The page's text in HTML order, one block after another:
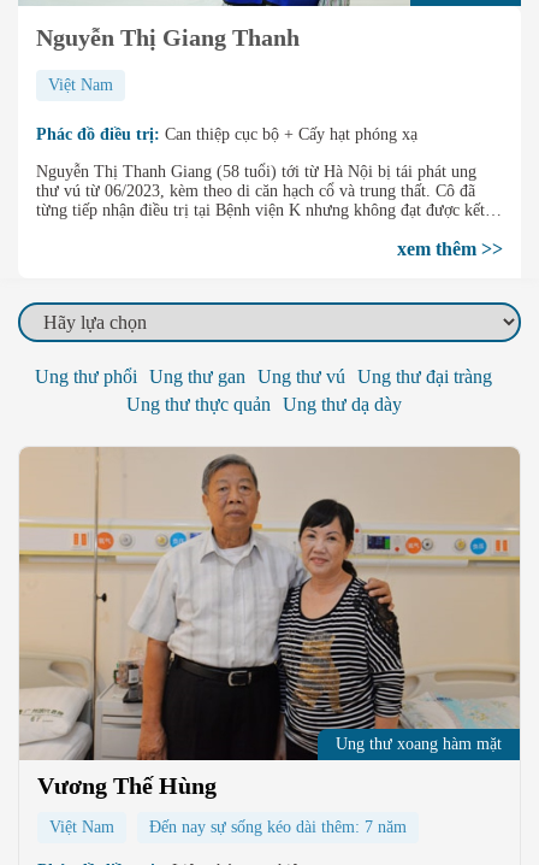
Nguyễn Thị Giang Thanh
Việt Nam
Phác đồ điều trị: Can thiệp cục bộ + Cấy hạt phóng xạ
Nguyễn Thị Thanh Giang (58 tuổi) tới từ Hà Nội bị tái phát ung
thư vú từ 06/2023, kèm theo di căn hạch cổ và trung thất. Cô đã
từng tiếp nhận điều trị tại Bệnh viện K nhưng không đạt được kết
kết hợp Cấy hạt phóng xạ, khối u di căn của cô đã được thu nhỏ tới
xem thêm >>
Ung thư phổi Ung thư gan Ung thư vú
Ung thư đại tràng
Ung thư thực quản
Ung thư dạ dày
Ung thư xoang hàm mặt
Vương Thế Hùng
Việt Nam Đến nay sự sống kéo dài thêm: 7 năm